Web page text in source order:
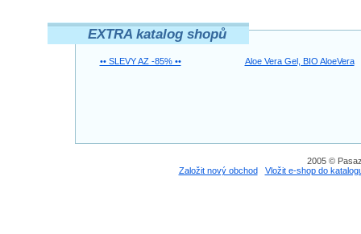
EXTRA katalog shopů
•• SLEVY AZ -85% •• Aloe Vera Gel, BIO AloeVera
2005 ©
Založit nový obchod
Vložit e-shop do